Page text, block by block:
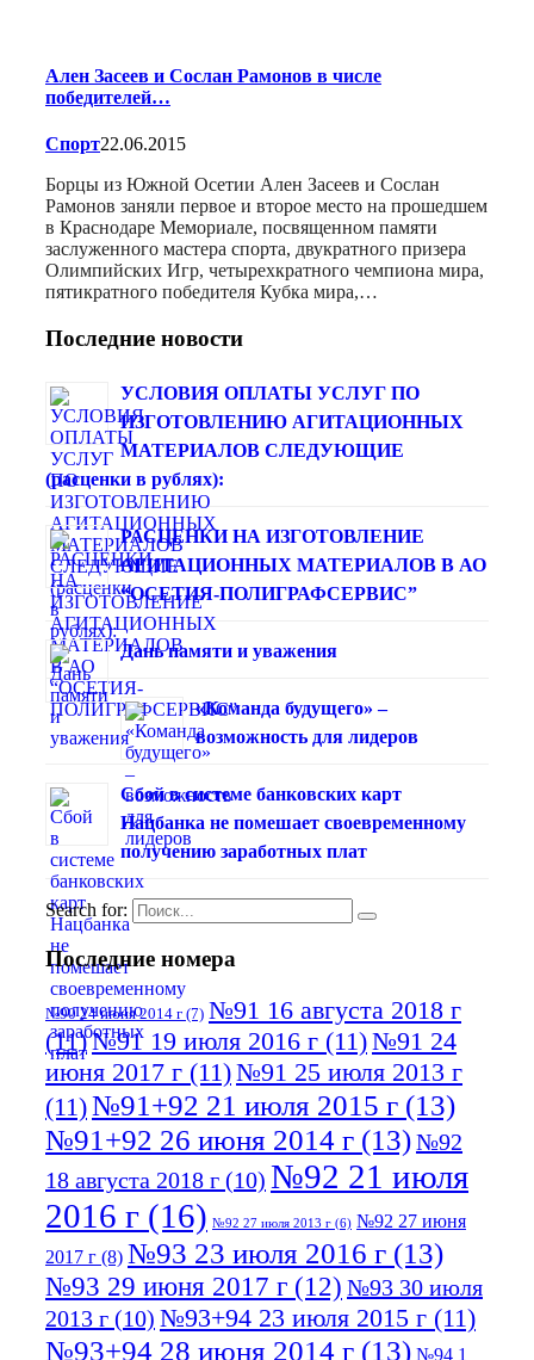
Ален Засеев и Сослан Рамонов в числе
победителей…
Спорт22.06.2015
Борцы из Южной Осетии Ален Засеев и Сослан
Рамонов заняли первое и второе место на прошедшем
в Краснодаре Мемориале, посвященном памяти
заслуженного мастера спорта, двукратного призера
Олимпийских Игр, четырехкратного чемпиона мира,
пятикратного победителя Кубка мира,…
Последние новости
УСЛОВИЯ ОПЛАТЫ УСЛУГ ПО
ИЗГОТОВЛЕНИЮ АГИТАЦИОННЫХ
МАТЕРИАЛОВ СЛЕДУЮЩИЕ
(расценки в рублях):
РАСЦЕНКИ НА ИЗГОТОВЛЕНИЕ
АГИТАЦИОННЫХ МАТЕРИАЛОВ В АО
“ОСЕТИЯ-ПОЛИГРАФСЕРВИС”
Дань памяти и уважения
«Команда будущего» –
возможность для лидеров
Сбой в системе банковских карт
Нацбанка не помешает своевременному
получению заработных плат
Search for:
Последние номера
№90 24 июня 2014 г (7) №91 16 августа 2018 г
(11)№91 19 июля 2016 г (11)№91 24
июня 2017 г (11)№91 25 июля 2013 г
(11)№91+92 21 июля 2015 г (13)
№91+92 26 июня 2014 г (13)№92
18 августа 2018 г (10) №92 21 июля
2016 г (16) №92 27 июля 2013 г (6) №92 27 июня
2017 г (8) №93 23 июля 2016 г (13)
№93 29 июня 2017 г (12) №93 30 июля
2013 г (10) №93+94 23 июля 2015 г (11)
№93+94 28 июня 2014 г (13) №94 1